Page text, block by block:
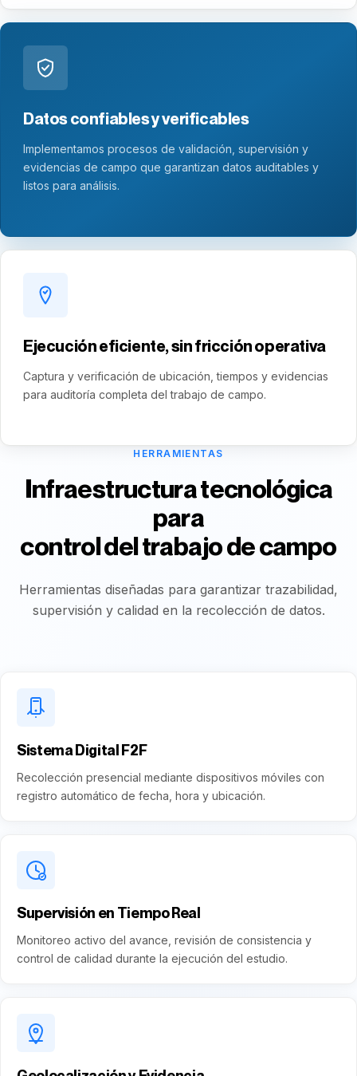
Datos confiables y verificables
Implementamos procesos de validación, supervisión y
evidencias de campo que garantizan datos auditables y
listos para análisis.
Ejecución eficiente, sin fricción operativa
Captura y verificación de ubicación, tiempos y evidencias
para auditoría completa del trabajo de campo.
HERRAMIENTAS
Infraestructura tecnológica
para
control del trabajo de campo
Herramientas diseñadas para garantizar trazabilidad,
supervisión y calidad en la recolección de datos.
Sistema Digital F2F
Recolección presencial mediante dispositivos móviles con
registro automático de fecha, hora y ubicación.
Supervisión en Tiempo Real
Monitoreo activo del avance, revisión de consistencia y
control de calidad durante la ejecución del estudio.